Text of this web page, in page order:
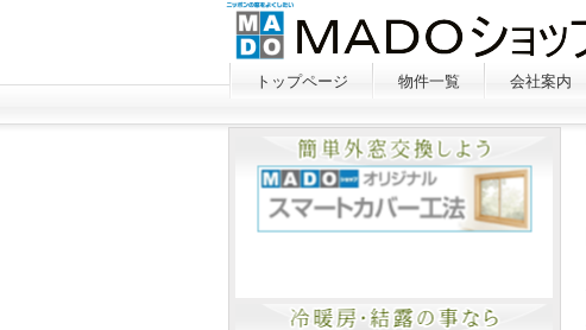
トップページ 物件一覧 会社案内